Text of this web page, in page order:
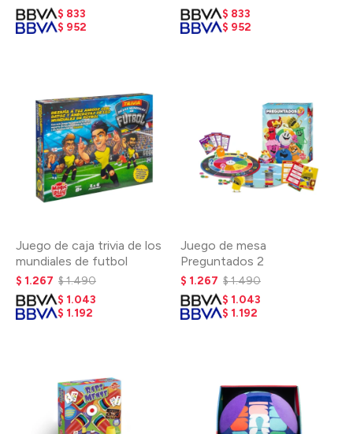
$ 833
$ 952
$ 833
$ 952
Juego de caja trivia de los
mundiales de futbol
$ 1.267 $1.490
$ 1.043
$ 1.192
Juego de mesa
Preguntados 2
$ 1.267 $1.490
$ 1.043
$ 1.192